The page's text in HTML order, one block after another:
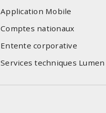
Application Mobile
Comptes nationaux
Entente corporative
Services techniques Lumen